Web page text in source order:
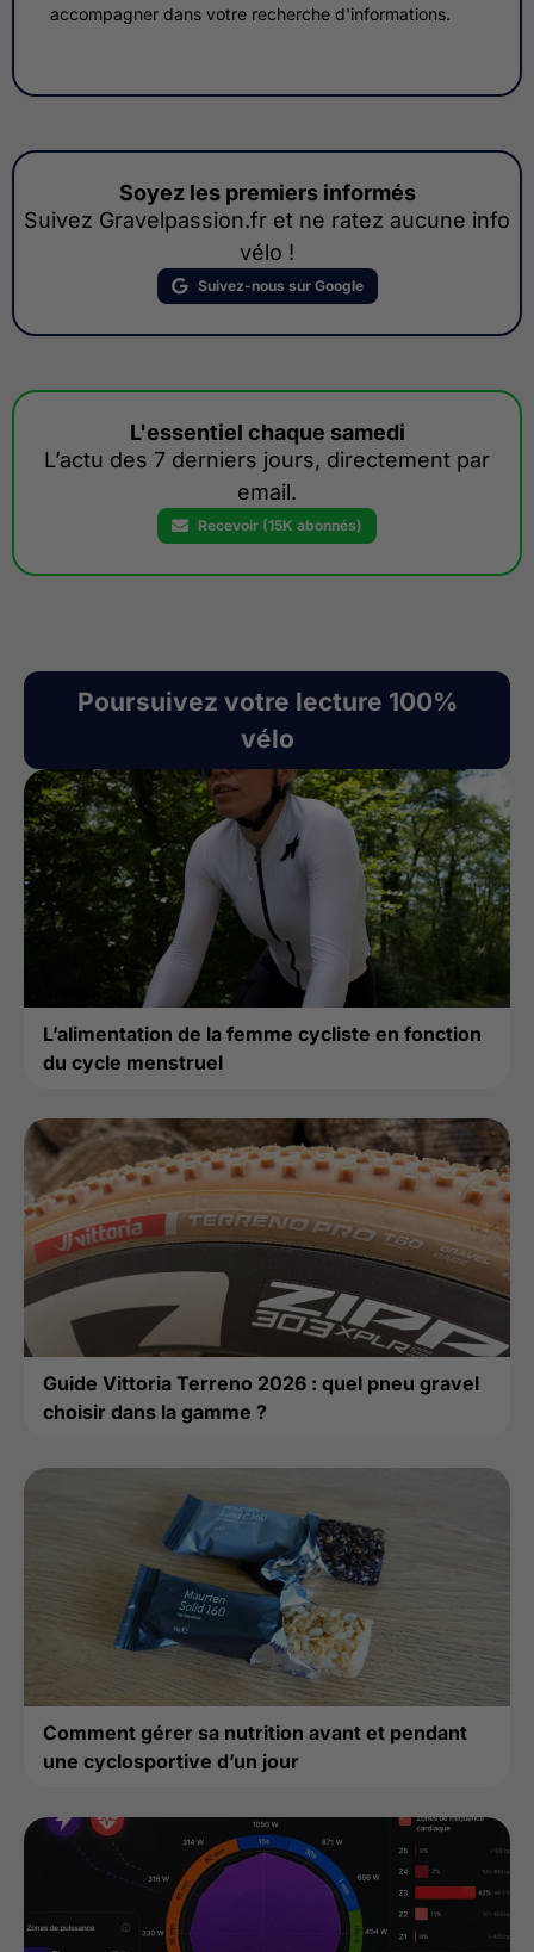
accompagner dans votre recherche d'informations.
Soyez les premiers informés
Suivez Gravelpassion.fr et ne ratez aucune info
vélo !
Suivez-nous sur Google
L'essentiel chaque samedi
L’actu des 7 derniers jours, directement par
email.
Recevoir (15K abonnés)
Poursuivez votre lecture 100%
vélo
L’alimentation de la femme cycliste en fonction
du cycle menstruel
Guide Vittoria Terreno 2026 : quel pneu gravel
choisir dans la gamme ?
Comment gérer sa nutrition avant et pendant
une cyclosportive d’un jour